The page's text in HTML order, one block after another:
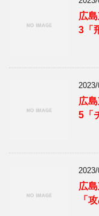
広
3「
広
5「
広
「